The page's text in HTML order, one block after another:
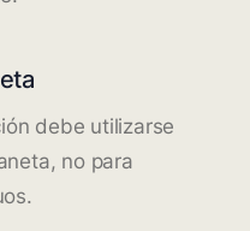
debe utilizarse
no para